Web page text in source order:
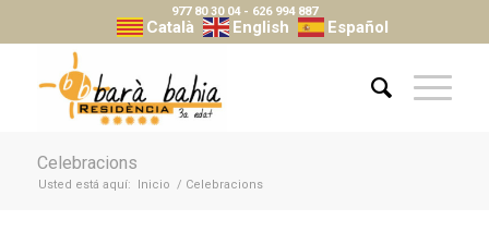
977 80 30 04- 626 994 887
Català English Español
Celebracions
Usted está aquí: Inicio / Celebracions